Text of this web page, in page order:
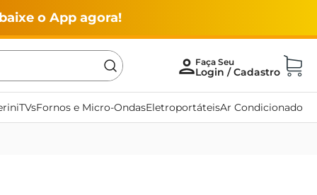
o App agora!
TVsFornos e Micro-OndasEletroportáteisAr Condicionado